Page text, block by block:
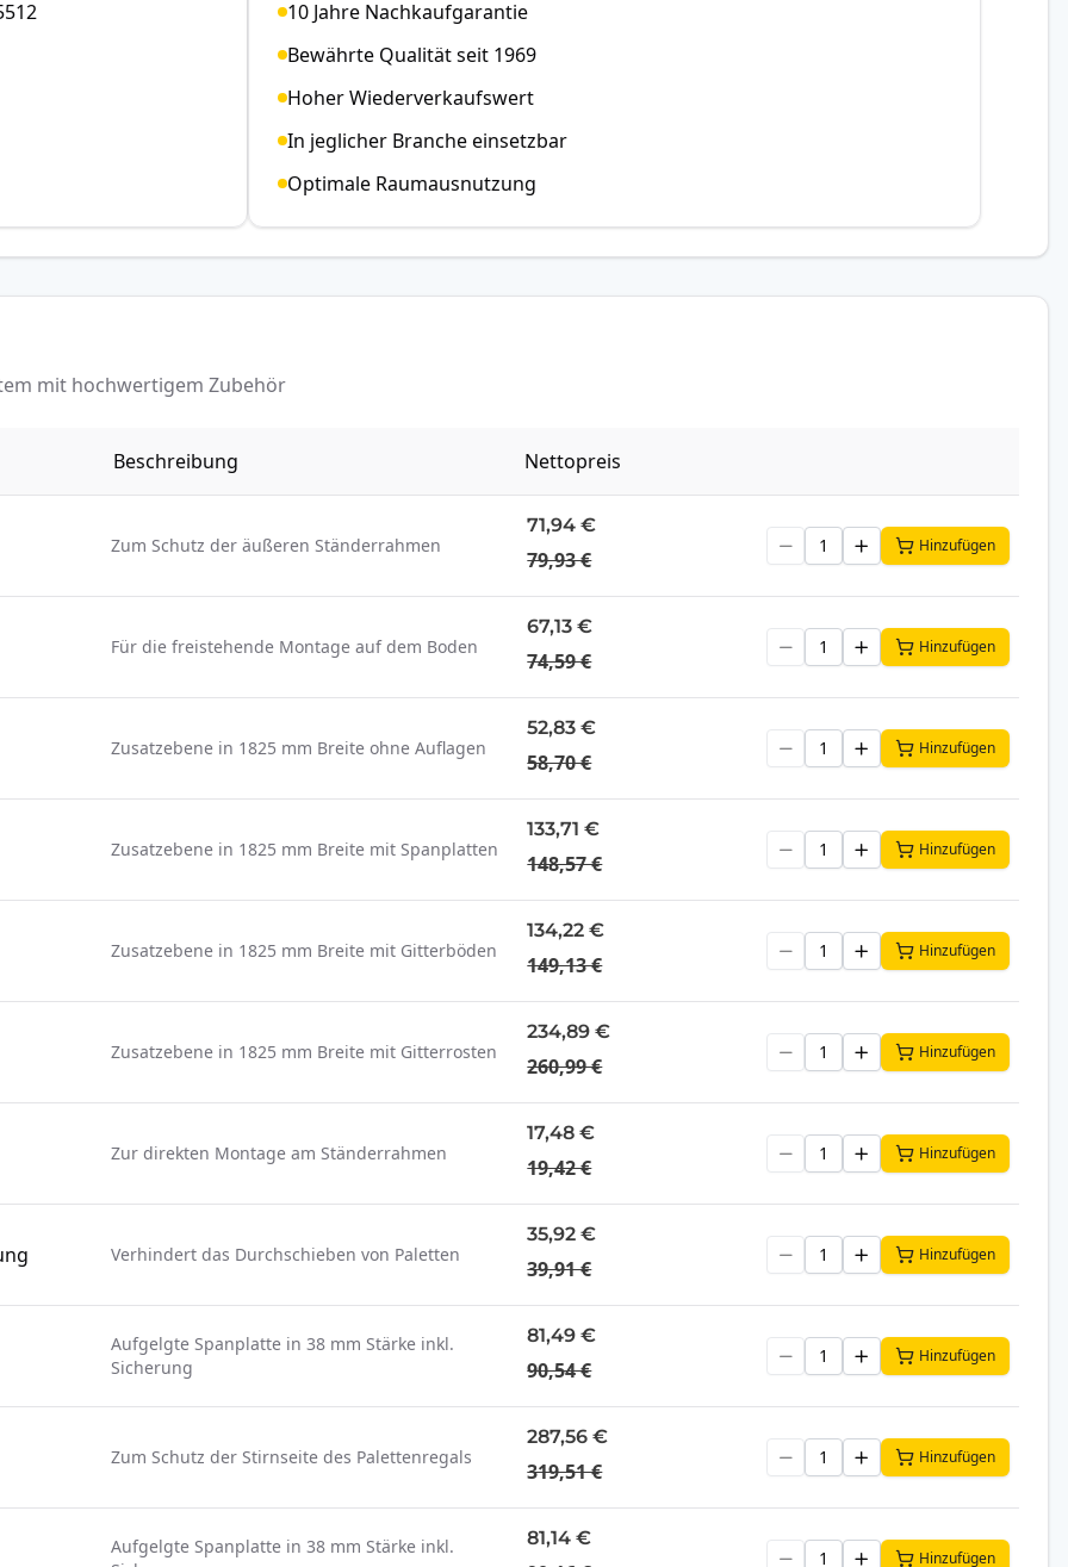
10 Jahre Nachkaufgarantie
Bewährte Qualität seit 1969
Hoher Wiederverkaufswert
In jeglicher Branche einsetzbar
Optimale Raumausnutzung
mit hochwertigem Zubehör
Beschreibung Nettopreis
Zum Schutz der äußeren Ständerrahmen
71,94 €
79,93 €
Hinzufügen
Für die freistehende Montage auf dem Boden
67,13 €
74,59 €
Hinzufügen
Zusatzebene in 1825 mm Breite ohne Auflagen
52,83 €
58,70 €
Hinzufügen
Zusatzebene in 1825 mm Breite mit Spanplatten
133,71 €
148,57 €
Hinzufügen
Zusatzebene in 1825 mm Breite mit Gitterböden
134,22 €
149,13 €
Hinzufügen
Zusatzebene in 1825 mm Breite mit Gitterrosten
234,89 €
260,99 €
Hinzufügen
Zur direkten Montage am Ständerrahmen
17,48 €
19,42 €
Hinzufügen
Verhindert das Durchschieben von Paletten
35,92 €
39,91 €
Hinzufügen
Aufgelgte Spanplatte in 38 mm Stärke inkl.
Sicherung
81,49 €
90,54 €
Hinzufügen
Zum Schutz der Stirnseite des Palettenregals
287,56 €
319,51 €
Hinzufügen
Aufgelgte Spanplatte in 38 mm Stärke inkl.
81,14 €
Hinzufügen